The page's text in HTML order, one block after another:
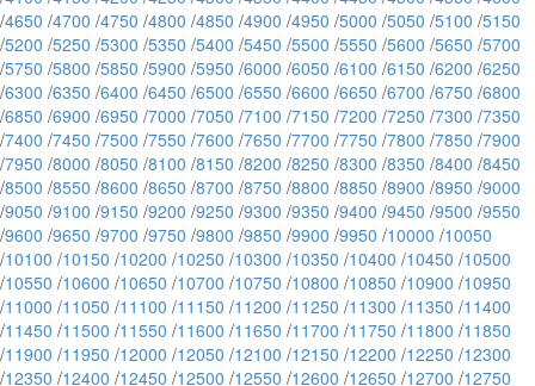
/4650 /4700 /4750 /4800 /4850 /4900 /4950 /5000 /5050 /5100 /5150
/5200 /5250 /5300 /5350 /5400 /5450 /5500 /5550 /5600 /5650 /5700
/5750 /5800 /5850 /5900 /5950 /6000 /6050 /6100 /6150 /6200 /6250
/6300 /6350 /6400 /6450 /6500 /6550 /6600 /6650 /6700 /6750 /6800
/6850 /6900 /6950 /7000 /7050 /7100 /7150 /7200 /7250 /7300 /7350
/7400 /7450 /7500 /7550 /7600 /7650 /7700 /7750 /7800 /7850 /7900
/7950 /8000 /8050 /8100 /8150 /8200 /8250 /8300 /8350 /8400 /8450
/8500 /8550 /8600 /8650 /8700 /8750 /8800 /8850 /8900 /8950 /9000
/9050 /9100 /9150 /9200 /9250 /9300 /9350 /9400 /9450 /9500 /9550
/9600 /9650 /9700 /9750 /9800 /9850 /9900 /9950 /10000 /10050
/10100 /10150 /10200 /10250 /10300 /10350 /10400 /10450 /10500
/10550 /10600 /10650 /10700 /10750 /10800 /10850 /10900 /10950
/11000 /11050 /11100 /11150 /11200 /11250 /11300 /11350 /11400
/11450 /11500 /11550 /11600 /11650 /11700 /11750 /11800 /11850
/11900 /11950 /12000 /12050 /12100 /12150 /12200 /12250 /12300
/12350 /12400 /12450 /12500 /12550 /12600 /12650 /12700 /12750